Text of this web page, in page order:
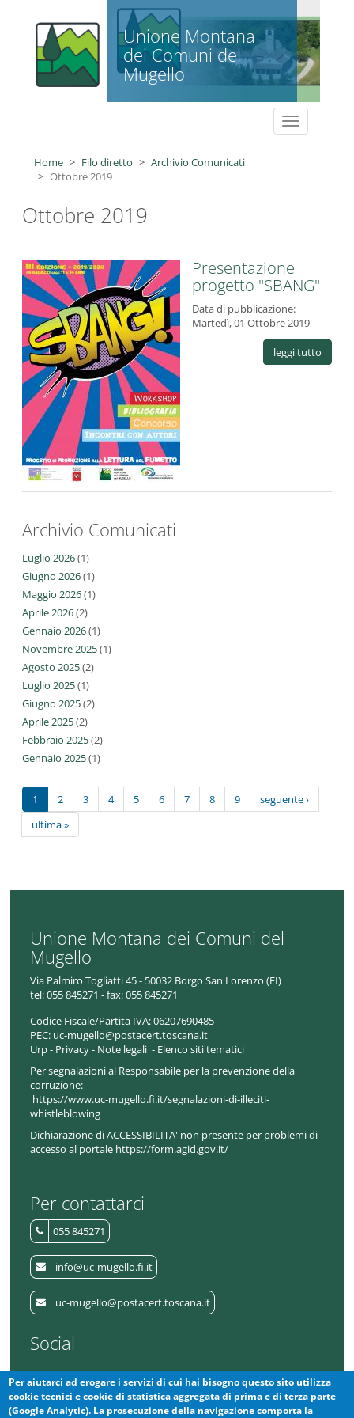
Salta al contenuto principale
Unione Montana
dei Comuni del
Mugello
Toggle
navigation
Home
Filo diretto
Archivio Comunicati
Ottobre 2019
Ottobre 2019
Presentazione
progetto "SBANG"
Data di pubblicazione:
Martedì, 01 Ottobre 2019
leggi tutto
Archivio Comunicati
Luglio 2026(1)
Giugno 2026(1)
Maggio 2026(1)
Aprile 2026(2)
Gennaio 2026(1)
Novembre 2025(1)
Agosto 2025(2)
Luglio 2025(1)
Giugno 2025(2)
Aprile 2025(2)
Febbraio 2025(2)
Gennaio 2025(1)
1 2 3 4 5 6 7 8 9
seguente ›
ultima »
Unione Montana dei Comuni del
Mugello
Via Palmiro Togliatti 45 - 50032 Borgo San Lorenzo (FI)
tel:055 845271 - fax: 055 845271
Codice Fiscale/Partita IVA:06207690485
PEC: uc-mugello@postacert.toscana.it
Urp- Privacy- Note legali - Elenco siti tematici
Per segnalazioni al Responsabile per la prevenzione della
corruzione:
https://www.uc-mugello.fi.it/segnalazioni-di-illeciti-
whistleblowing
Dichiarazione di ACCESSIBILITA' non presente per problemi di
accesso al portale https://form.agid.gov.it/
Per contattarci
055 845271
info@uc-mugello.fi.it
uc-mugello@postacert.toscana.it
Social
L'Unione
Per aiutarci ad erogare i servizi di cui hai bisogno questo sito utilizza
cookie tecnici e cookie di statistica aggregata di prima e di terza parte
(Google Analytic). La prosecuzione della navigazione comporta la